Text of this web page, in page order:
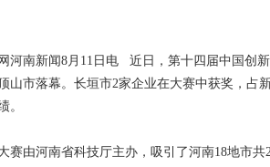
南新闻8月11日电 近日，第十四届中国创新
山市落幕。长垣市2家企业在大赛中获奖，占
。
由河南省科技厅主办，吸引了河南18地市共